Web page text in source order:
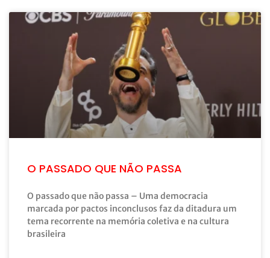
O PASSADO QUE NÃO PASSA
O passado que não passa – Uma democracia
marcada por pactos inconclusos faz da ditadura um
tema recorrente na memória coletiva e na cultura
brasileira